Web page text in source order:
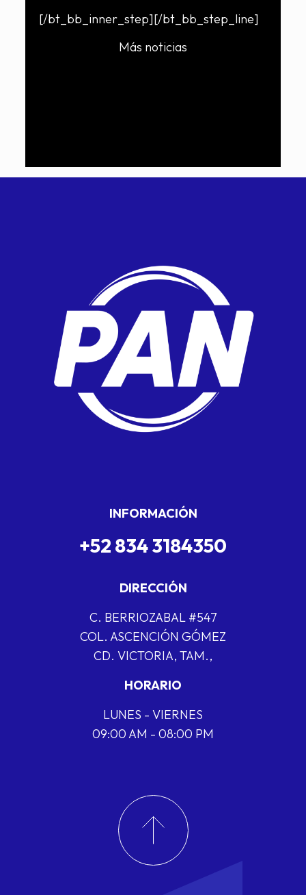
[/bt_bb_inner_step][/bt_bb_step_line]
Más noticias
INFORMACIÓN
+52 834 3184350
DIRECCIÓN
C. BERRIOZABAL #547
COL. ASCENCIÓN GÓMEZ
CD. VICTORIA, TAM.,
HORARIO
LUNES - VIERNES
09:00 AM - 08:00 PM